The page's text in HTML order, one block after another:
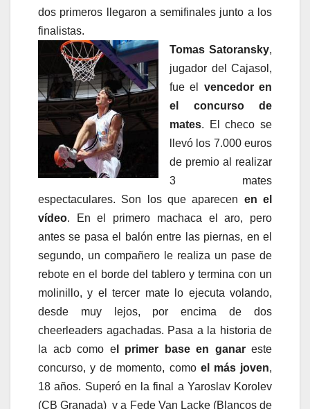
dos primeros llegaron a semifinales junto a los
finalistas.
Tomas Satoransky,
jugador del Cajasol,
fue el vencedor en
el concurso de
mates. El checo se
llevó los 7.000 euros
de premio al realizar
3 mates
espectaculares. Son los que aparecen en el
vídeo. En el primero machaca el aro, pero
antes se pasa el balón entre las piernas, en el
segundo, un compañero le realiza un pase de
rebote en el borde del tablero y termina con un
molinillo, y el tercer mate lo ejecuta volando,
desde muy lejos, por encima de dos
cheerleaders agachadas. Pasa a la historia de
la acb como el primer base en ganareste
concurso, y de momento, como el más joven,
18 años. Superó en la final a Yaroslav Korolev
(CB Granada) y a Fede Van Lacke (Blancos de